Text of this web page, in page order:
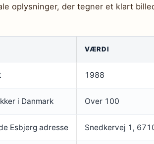
oplysninger, der tegner et klart
VÆRDI
1988
i Danmark Over 100
Esbjerg adresse Snedkervej 1,